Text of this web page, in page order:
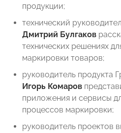
продукции;
технический
Дмитрий Булгаков
технических решениях
маркировки товаров;
руководитель продукта
Игорь Комаров
приложения и сервисы
процессов маркировки;
руководитель проектов